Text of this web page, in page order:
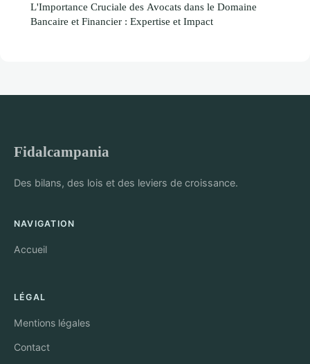
L'Importance Cruciale des Avocats dans le Domaine
Bancaire et Financier : Expertise et Impact
Fidalcampania
Des bilans, des lois et des leviers de croissance.
NAVIGATION
Accueil
LÉGAL
Mentions légales
Contact